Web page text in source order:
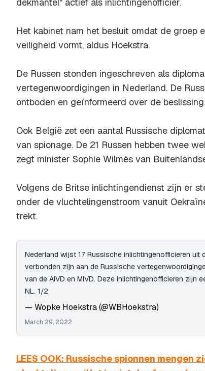
Het kabinet nam het besluit omdat de groep
veiligheid vormt, aldus Hoekstra.
De Russen stonden ingeschreven als
vertegenwoordigingen in Nederland. De
ontboden en geïnformeerd over de beslissing.
Ook België zet een aantal Russische
van spionage. De 21 Russen hebben twee
zegt minister Sophie Wilmès van
Volgens de Britse inlichtingendienst zijn er
onder de vluchtelingenstroom vanuit
trekt.
Nederland wijst 17 Russische inlichtingenofficieren uit
verbonden zijn aan de Russische
van de AIVD en MIVD. Deze inlichtingenofficieren zijn
NL. 1/2
— Wopke Hoekstra (@WBHoekstra)
March 29, 2022
LEES OOK: Russische spionnen mengen